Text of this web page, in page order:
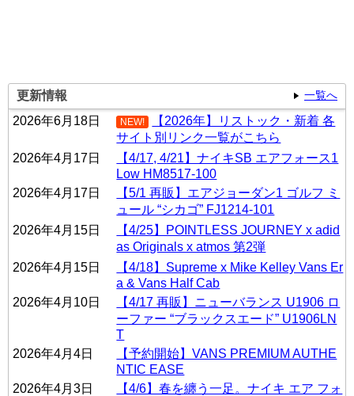
一覧へ
更新情報
2026年6月18日
NEW!
【2026年】リストック・新着 各
サイト別リンク一覧がこちら
2026年4月17日
【4/17, 4/21】ナイキSB エアフォース1
Low HM8517-100
2026年4月17日
【5/1 再販】エアジョーダン1 ゴルフ ミ
ュール “シカゴ” FJ1214-101
2026年4月15日
【4/25】POINTLESS JOURNEY x adid
as Originals x atmos 第2弾
2026年4月15日
【4/18】Supreme x Mike Kelley Vans Er
a & Vans Half Cab
2026年4月10日
【4/17 再販】ニューバランス U1906 ロ
ーファー “ブラックスエード” U1906LN
T
2026年4月4日
【予約開始】VANS PREMIUM AUTHE
NTIC EASE
2026年4月3日
【4/6】春を纏う一足。ナイキ エア フォ